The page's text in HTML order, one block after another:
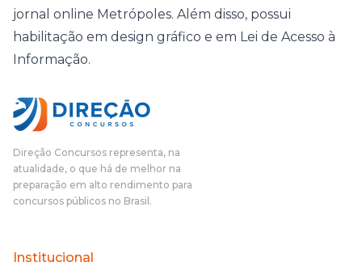
jornal online Metrópoles. Além disso, possui
habilitação em design gráfico e em Lei de Acesso à
Informação.
Direção Concursos representa, na
atualidade, o que há de melhor na
preparação em alto rendimento para
concursos públicos no Brasil.
Institucional